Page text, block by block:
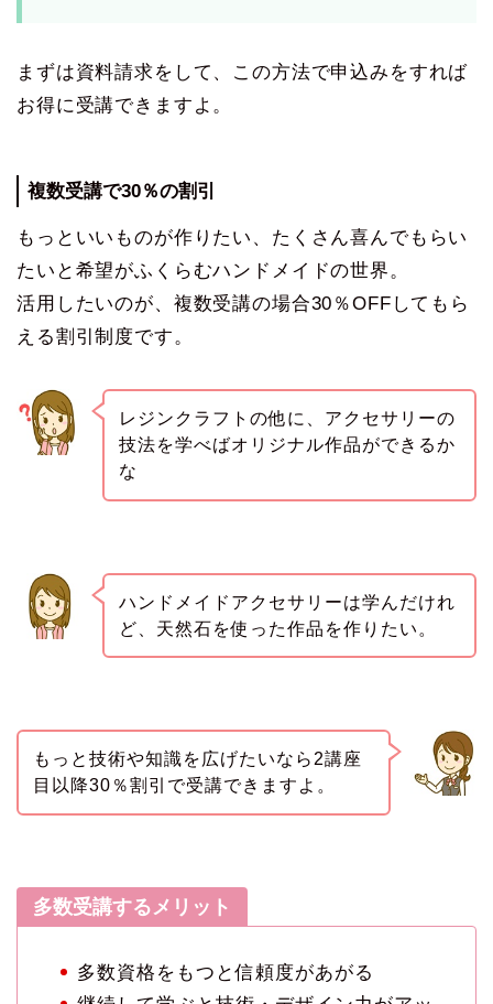
まずは資料請求をして、この方法で申込みをすれば
お得に受講できますよ。
複数受講で30％の割引
もっといいものが作りたい、たくさん喜んでもらい
たいと希望がふくらむハンドメイドの世界。
活用したいのが、複数受講の場合30％OFFしてもら
える割引制度です。
レジンクラフトの他に、アクセサリーの
技法を学べばオリジナル作品ができるか
な
ハンドメイドアクセサリーは学んだけれ
ど、天然石を使った作品を作りたい。
もっと技術や知識を広げたいなら2講座
目以降30％割引で受講できますよ。
多数受講するメリット
多数資格をもつと信頼度があがる